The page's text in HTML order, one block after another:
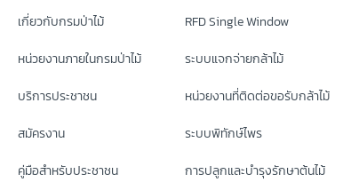
เกี่ยวกับกรมป่าไม้
หน่วยงานภายในกรมป่าไม้
บริการประชาชน
สมัครงาน
คู่มือสำหรับประชาชน
RFD Single Window
ระบบแจกจ่ายกล้าไม้
หน่วยงานที่ติดต่อขอรับกล้าไม้
ระบบพิทักษ์ไพร
การปลูกและบำรุงรักษาต้นไม้